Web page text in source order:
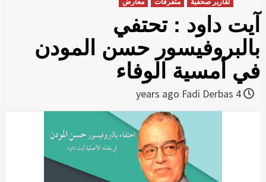
تقارير صحفية
متفرقات معارض
آيت داود : تحتفي
بالبروفيسور حسن المودن
في أمسية الوفاء
Fadi Derbas